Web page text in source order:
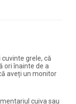
grele, că
ori înainte de a
aveți un monitor
cuiva sau